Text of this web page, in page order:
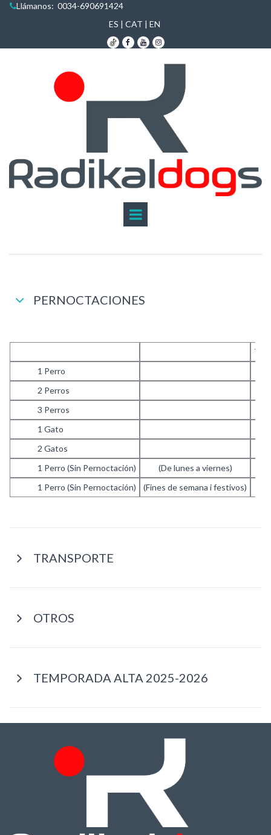
Llámanos: 0034-690691424
ES | CAT | EN
  
PERNOCTACIONES
1 Perro
2 Perros
3 Perros
1 Gato
2 Gatos
1 Perro (Sin Pernoctación)
(De lunes a viernes)
1 Perro (Sin Pernoctación)
(Fines de semana i festivos)
TRANSPORTE
OTROS
TEMPORADA ALTA 2025-2026